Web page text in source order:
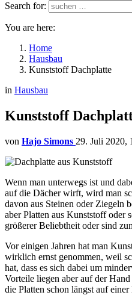
Search for:
You are here:
Home
Hausbau
Kunststoff Dachplatte
in Hausbau
Kunststoff
von Hajo Simons 29. Juli 2020,
Wenn man unterwegs ist und
auf die Dächer wirft, wird man
davon aus Steinen oder Ziegeln
aber Platten aus Kunststoff oder
größerer Beliebtheit oder sind
Vor einigen Jahren hat man
wirklich ernst genommen, weil
hat, dass es sich dabei um
Vorteile liegen aber auf der
die Platten schon längst auf